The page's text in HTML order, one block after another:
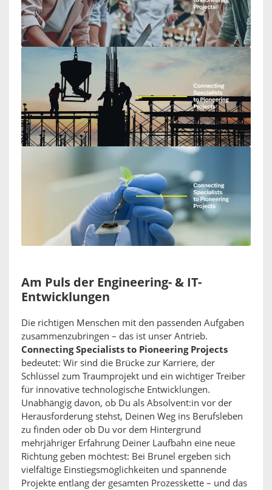
Am Puls der Engineering- & IT-
Entwicklungen
Die richtigen Menschen mit den passenden Aufgaben
zusammenzubringen – das ist unser Antrieb.
Connecting Specialists to Pioneering Projects
bedeutet: Wir sind die Brücke zur Karriere, der
Schlüssel zum Traumprojekt und ein wichtiger Treiber
für innovative technologische Entwicklungen.
Unabhängig davon, ob Du als Absolvent:in vor der
Herausforderung stehst, Deinen Weg ins Berufsleben
zu finden oder ob Du vor dem Hintergrund
mehrjähriger Erfahrung Deiner Laufbahn eine neue
Richtung geben möchtest: Bei Brunel ergeben sich
vielfältige Einstiegsmöglichkeiten und spannende
Projekte entlang der gesamten Prozesskette – und das